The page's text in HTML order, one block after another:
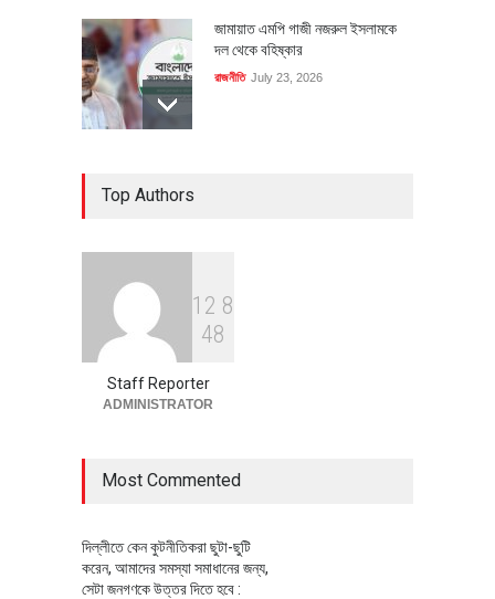
জামায়াত এমপি গাজী নজরুল ইসলামকে
দল থেকে বহিষ্কার
রাজনীতি July 23, 2026
বৈশ্বিক প্রতিযোগিতা সক্ষমতা বাড়াতে
পোশাক শিল্পে নতুন উদ্যোগ
Top Authors
1 2 8
48
Staff Reporter
ADMINISTRATOR
Most Commented
দিল্লীতে কেন কুটনীতিকরা ছুটা-ছুটি
করেন, আমাদের সমস্যা সমাধানের জন্য,
সেটা জনগণকে উত্তর দিতে হবে :